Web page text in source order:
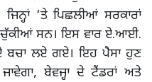
‘ਤੇ ਪਿਛਲੀਆਂ ਸਰਕਾਰਾਂ
ਚੁੱਕੀਆਂ ਸਨ। ਇਸ ਵਾਰ ਏ.ਆਈ.
ਬਚਾ ਲਏ ਗਏ। ਇਹ ਪੈਸਾ ਹੁਣ
ਬੇਵਜ੍ਹਾ ਦੇ ਟੈਂਡਰਾਂ ਅਤੇ